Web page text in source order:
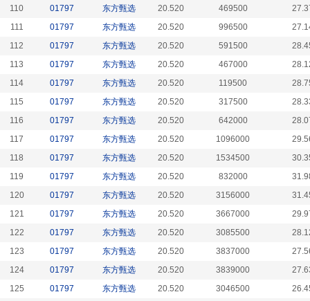
110
01797 东方甄选 20.520 469500
111
01797 东方甄选 20.520 996500
112
01797 东方甄选 20.520 591500
113
01797 东方甄选 20.520 467000
114
01797 东方甄选 20.520 119500
115
01797 东方甄选 20.520 317500
116
01797 东方甄选 20.520 642000
117
01797 东方甄选 20.520 1096000
118
01797 东方甄选 20.520 1534500
119
01797 东方甄选 20.520 832000
120
01797 东方甄选 20.520 3156000
121
01797 东方甄选 20.520 3667000
122
01797 东方甄选 20.520 3085500
123
01797 东方甄选 20.520 3837000
124
01797 东方甄选 20.520 3839000
125
01797 东方甄选 20.520 3046500